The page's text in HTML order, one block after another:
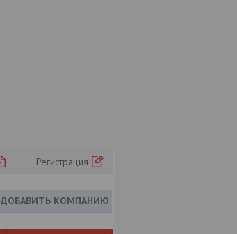
Регистрация
ДОБАВИТЬ КОМПАНИЮ